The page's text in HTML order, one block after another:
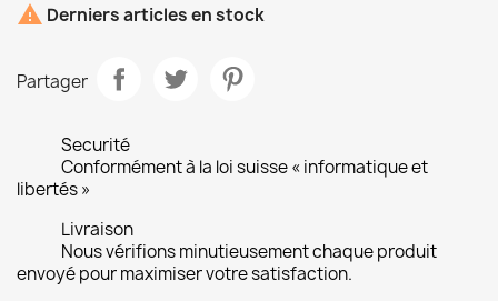
 Derniers articles en stock
Partager
Securité
Conformément à la loi suisse « informatique et
libertés »
Livraison
Nous vérifions minutieusement chaque produit
envoyé pour maximiser votre satisfaction.